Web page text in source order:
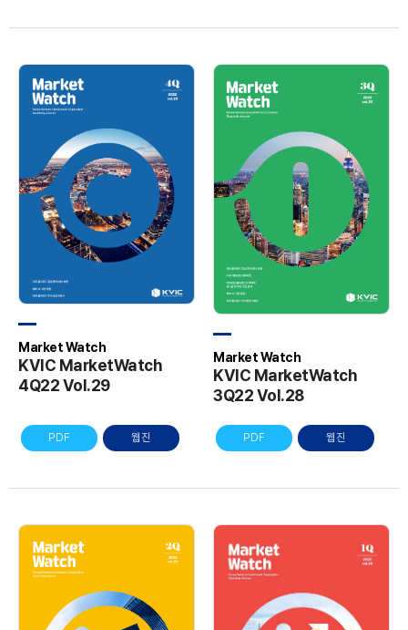
Market Watch
KVIC MarketWatch
4Q22 Vol.29
PDF 웹진
Market Watch
KVIC MarketWatch
3Q22 Vol.28
PDF 웹진